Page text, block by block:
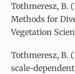
Tothmeresz, B.
Methods for
Vegetation
Tothmeresz, B.
scale-